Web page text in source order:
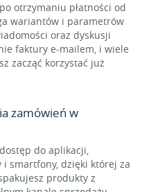
otrzymaniu płatności od
wariantów i parametrów
oraz dyskusji
faktury e-mailem, i wiele
zacząć korzystać już
zamówień w
do aplikacji,
i smartfony, dzięki której za
produkty z